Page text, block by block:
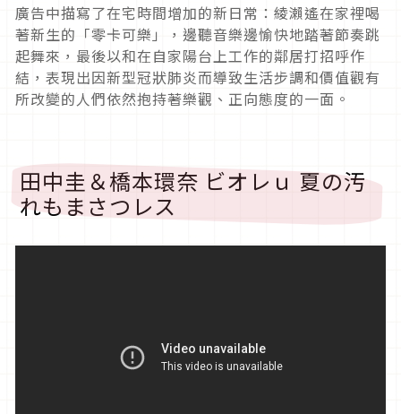
廣告中描寫了在宅時間增加的新日常：綾瀨遙在家裡喝
著新生的「零卡可樂」，邊聽音樂邊愉快地踏著節奏跳
起舞來，最後以和在自家陽台上工作的鄰居打招呼作
結，表現出因新型冠狀肺炎而導致生活步調和價值觀有
所改變的人們依然抱持著樂觀、正向態度的一面。
田中圭＆橋本環奈 ビオレｕ 夏の汚
れもまさつレス